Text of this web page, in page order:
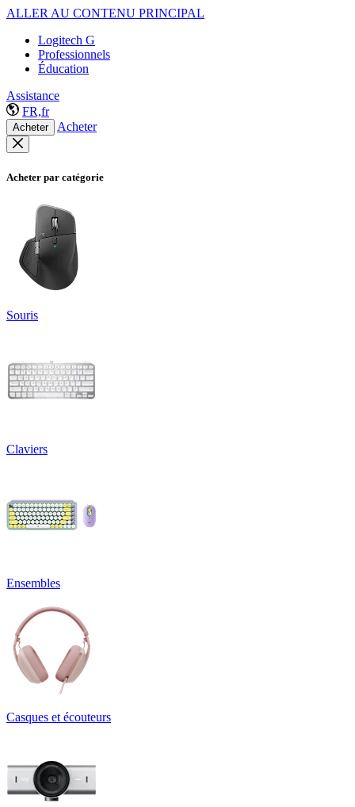
ALLER AU CONTENU PRINCIPAL
Logitech G
Professionnels
Éducation
Assistance
FR,fr
Acheter Acheter
Acheter par catégorie
Souris
Claviers
Ensembles
Casques et écouteurs